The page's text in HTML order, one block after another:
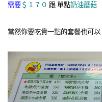
需要 ＄１７０ 跟 單點奶油蘑菇
當然你要吃貴一點的套餐也可以